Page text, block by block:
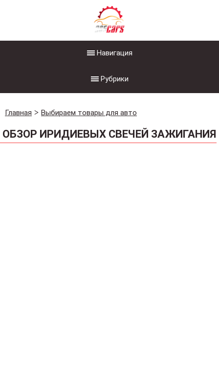
Навигация
Рубрики
Главная Выбираем товары для авто
ОБЗОР ИРИДИЕВЫХ СВЕЧЕЙ ЗАЖИГАНИЯ